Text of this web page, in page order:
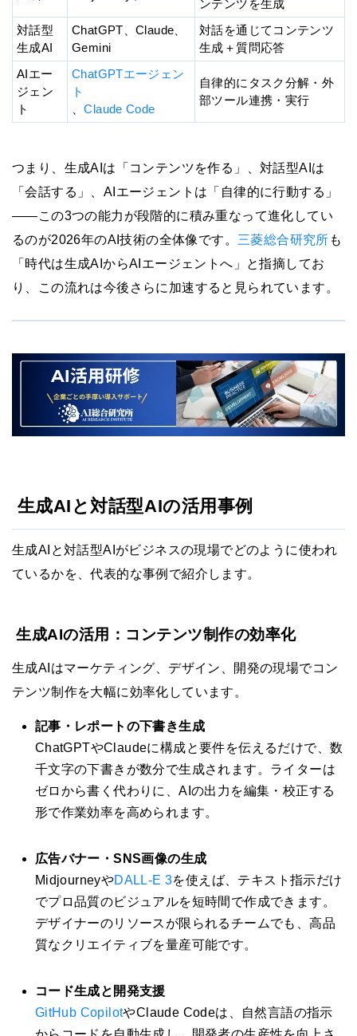
ンテンツを生成
対話型
生成AI
ChatGPT、Claude、
Gemini
対話を通じてコンテンツ
生成＋質問応答
AIエー
ジェン
ト
ChatGPTエージェン
ト
、Claude Code
自律的にタスク分解・外
部ツール連携・実行
つまり、生成AIは「コンテンツを作る」、対話型AIは
「会話する」、AIエージェントは「自律的に行動する」
——この3つの能力が段階的に積み重なって進化してい
るのが2026年のAI技術の全体像です。 三菱総合研究所 も
「時代は生成AIからAIエージェントへ」と指摘してお
り、この流れは今後さらに加速すると見られています。
生成AIと対話型AIの活用事例
生成AIと対話型AIがビジネスの現場でどのように使われ
ているかを、代表的な事例で紹介します。
生成AIの活用：コンテンツ制作の効率化
生成AIはマーケティング、デザイン、開発の現場でコン
テンツ制作を大幅に効率化しています。
記事・レポートの下書き生成
ChatGPTやClaudeに構成と要件を伝えるだけで、数
千文字の下書きが数分で生成されます。ライターは
ゼロから書く代わりに、AIの出力を編集・校正する
形で作業効率を高められます。
広告バナー・SNS画像の生成
MidjourneyやDALL-E 3を使えば、テキスト指示だけ
でプロ品質のビジュアルを短時間で作成できます。
デザイナーのリソースが限られるチームでも、高品
質なクリエイティブを量産可能です。
コード生成と開発支援
GitHub CopilotやClaude Codeは、自然言語の指示